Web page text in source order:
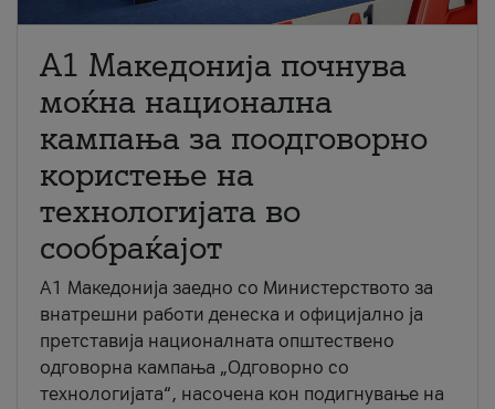
A1 Македонија почнува
моќна национална
кампања за поодговорно
користење на
технологијата во
сообраќајот
A1 Македонија заедно со Министерството за
внатрешни работи денеска и официјално ја
претставија националната општествено
одговорна кампања „Одговорно со
технологијата“, насочена кон подигнување на